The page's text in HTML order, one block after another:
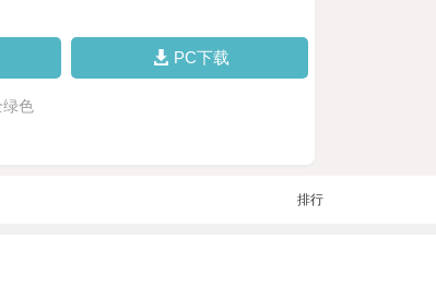
PC下载
色
排行